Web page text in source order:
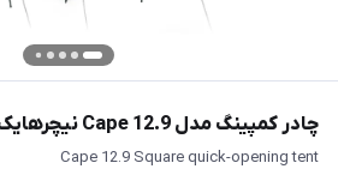
چادر کمپینگ مدل Cape 12.9 نیچرهایک | CNK2350WS016
Cape 12.9 Square quick-opening tent